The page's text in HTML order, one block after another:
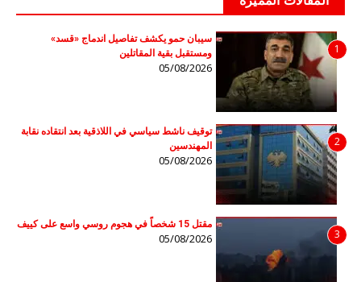
1
سيبان حمو يكشف تفاصيل اندماج «قسد»
ومستقبل بقية المقاتلين
05/08/2026
2
توقيف ناشط سياسي في اللاذقية بعد انتقاده نقابة
المهندسين
05/08/2026
3
مقتل 15 شخصاً في هجوم روسي واسع على كييف
05/08/2026